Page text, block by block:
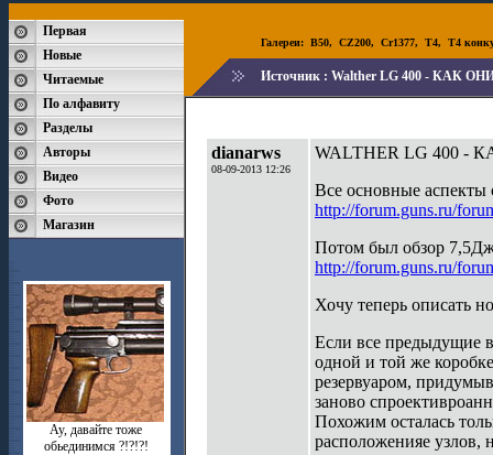
Первая
Новые
Читаемые
По алфавиту
Разделы
Авторы
Видео
Фото
Магазин
Ау, давайте тоже
обьединимся ?!?!?!
Галереи: B50, CZ200, Cr1377, T4, T4
Источник : Walther LG 400 - КАК
dianarws
08-09-2013 12:26
WALTHER LG 400
Все основные аспекты
http://forum.guns.ru/
Потом был обзор
http://forum.guns.ru/
Хочу теперь описать
Если все предыдущие
одной и той же
резервуаром,
заново
Похожим осталась
расположенияе узлов,